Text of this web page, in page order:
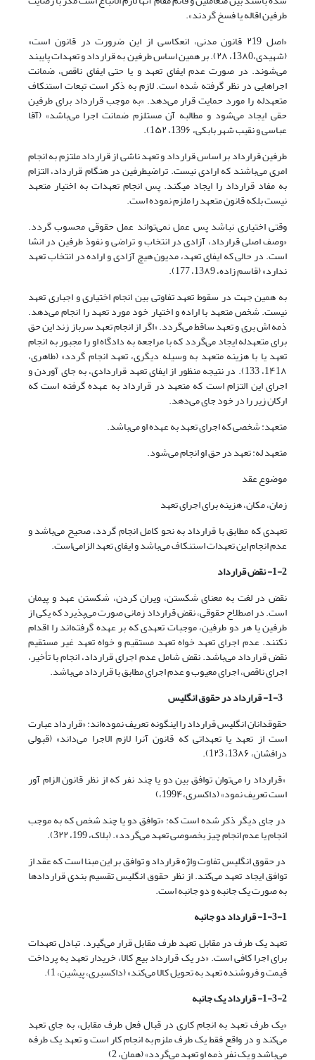
طرفین اقاله یا فسخ گردند».
«اصل ۲19 قانون مدنی، انعکاسی از این ضرورت در قانون است»
(شهیدی،13۸0، ۲۸). بر همین اساس طرفین به قرارداد و تعهدات پایبند
می‌‌شوند. در صورت عدم ایفای تعهد و یا حتی ایفای ناقص، ضمانت
اجراهایی در نظر گرفته شده است. لازم به ذکر است تبعات استنکاف
متعهدله را مورد حمایت قرار می‌دهد. «به موجب قرارداد برای طرفین
حقی ایجاد می‌شود و مطالبه آن مستلزم ضمانت اجرا می‌باشد» (آقا
عباسی و نقیب شهر بابکی، 139۶، 1۵۲).
طرفین قرارداد بر اساس قرارداد و تعهد ناشی از قرارداد ملتزم به انجام
امری می‌‌باشند که ارادی نیست. تراضیطرفین در هنگام قرارداد، التزام
به مفاد قرارداد را ایجاد میکند. پس انجام تعهدات به اختیار متعهد
نیست بلکه قانون متعهد را ملزم نموده است.
وقتی اختیاری نباشد پس عمل نمی‌‌تواند عمل حقوقی محسوب گردد.
«وصف اصلی قرارداد، آزادی در انتخاب و تراضی و نفوذ طرفین در انشا
است. در حالی که ایفای تعهد، مدیون هیچ آزادی و اراده در انتخاب تعهد
ندارد» (قاسم زاده، 13۸9، 177).
به همین جهت در سقوط تعهد تفاوتی بین انجام اختیاری و اجباری تعهد
نیست. شخص متعهد با اراده و اختیار خود مورد تعهد را انجام می‌دهد.
ذمه اش بری و تعهد ساقط می‌‌گردد. «اگر از انجام تعهد سرباز زند این حق
برای متعهدله ایجاد می‌‌گردد که با مراجعه به دادگاه او را مجبور به انجام
تعهد یا با هزینه متعهد به وسیله دیگری، تعهد انجام گردد» (طاهری،
1۴1۸، 133). در نتیجه منظور از ایفای تعهد قراردادی، به جای آوردن و
اجرای این التزام است که متعهد در قرارداد به عهده گرفته است که
ارکان زیر را در خود جای می‌دهد.
متعهد: شخصی که اجرای تعهد به عهده او می‌باشد.
متعهد له: تعهد در حق او انجام می‌شود.
موضوع عقد
زمان، مکان، هزینه برای اجرای تعهد
تعهدی که مطابق با قرارداد به نحو کامل انجام گردد، صحیح می‌باشد و
عدم انجام این تعهدات استنکاف می‌باشد و ایفای تعهد الزامی‌‌است.
1-2 - نقض قرارداد
نقض در لغت به معنای شکستن، ویران کردن، شکستن عهد و پیمان
است. در اصطلاح حقوقی، نقض قرارداد زمانی صورت می‌‌پذیرد که یکی از
طرفین یا هر دو طرفین، موجبات تعهدی که بر عهده گرفته‌اند را اقدام
نکنند. عدم اجرای تعهد خواه تعهد مستقیم و خواه تعهد غیر مستقیم
نقض قرارداد می‌باشد. نقض شامل عدم اجرای قرارداد، انجام با تأخیر،
اجرای ناقص، اجرای معیوب و عدم اجرای مطابق با قرارداد می‌باشد.
1-3 - قرارداد در حقوق انگلیس
حقوقدانان انگلیس قرارداد را اینگونه تعریف نموده‌اند: «قرارداد عبارت
است از تعهد یا تعهداتی که قانون آنرا لازم الاجرا می‌داند» (قبولی
درافشان، 13۸۶، 1۲3).
«قرارداد را می‌توان توافق بین دو یا چند نفر که از نظر قانون الزام آور
است تعریف نمود» (داکسری،199۴،)
در جای دیگر ذکر شده است که: «توافق دو یا چند شخص که به موجب
انجام یا عدم انجام چیز بخصوصی تعهد می‌‌گردد». (بلاک، 199، 3۲۲).
در حقوق انگلیس تفاوت واژه قرارداد و توافق بر این مبنا است که عقد از
توافق ایجاد تعهد می‌‌کند. از نظر حقوق انگلیس تقسیم بندی قراردادها
به صورت یک جانبه و دو جانبه است.
1-3-1
- قرارداد دو جانبه
تعهد یک طرف در مقابل تعهد طرف مقابل قرار می‌‌گیرد. تبادل تعهدات
برای اجرا کافی است. «در یک قرارداد بیع کالا، خریدار تعهد به پرداخت
قیمت و فروشنده تعهد به تحویل کالا می‌‌کند» (داکسبری، پیشین، 1).
1-3-2
- قرارداد یک جانبه
«یک طرف تعهد به انجام کاری در قبال فعل طرف مقابل، به جای تعهد
می‌‌کند و در واقع فقط یک طرف ملزم به انجام کار است و تعهد یک طرفه
می‌باشد و یک نفر ذمه او تعهد می‌‌گردد» (همان، 2)